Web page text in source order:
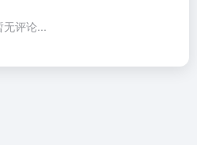
无评论...